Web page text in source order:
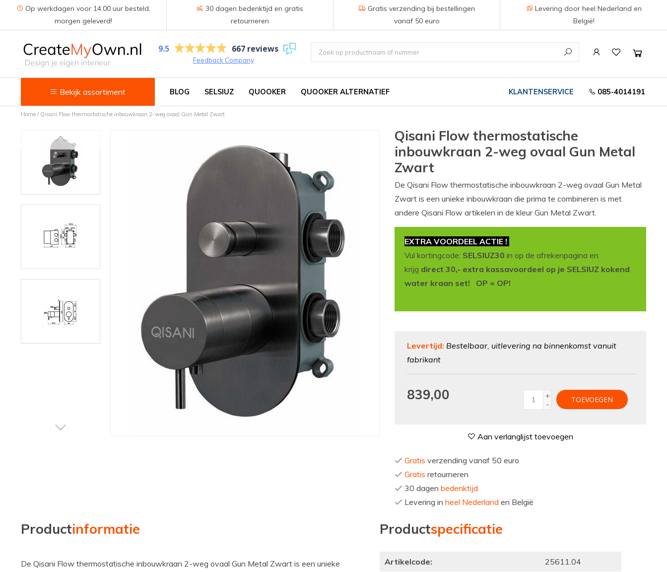
Op werkdagen voor 14.00 uur besteld,
morgen geleverd!
30 dagen bedenktijd en gratis
retourneren
Gratis verzending bij bestellingen
vanaf 50 euro
Levering door heel Nederland en
België!
9.5 667 reviews
Feedback Company
Bekijk assortiment
Keuken
Kokend water kranen
Keukenkranen
Spoelbakken
Afvalemmers
Onderdelen
Badkamer
Badkamerkranen
Wastafels
BLOG SELSIUZ QUOOKER QUOOKER ALTERNATIEF 085-4014191
KLANTENSERVICE
Home/ Qisani Flow thermostatische inbouwkraan 2-weg ovaal Gun Metal Zwart
Qisani Flow thermostatische
inbouwkraan 2-weg ovaal Gun Metal
Zwart
De Qisani Flow thermostatische inbouwkraan 2-weg ovaal Gun Metal
Zwart is een unieke inbouwkraan die prima te combineren is met
andere Qisani Flow artikelen in de kleur Gun Metal Zwart.
EXTRA VOORDEEL ACTIE !
Vul kortingcode: SELSIUZ30 in op de afrekenpagina en
krijg direct 30,- extra kassavoordeel op je SELSIUZ kokend
water kraan set! OP = OP!
Levertijd: Bestelbaar, uitlevering na binnenkomst vanuit
fabrikant
839,00
+
-
TOEVOEGEN
Aan verlanglijst toevoegen
Gratis verzending vanaf 50 euro
Gratis retourneren
30 dagen bedenktijd
Levering in heel Nederland en België
Productinformatie
De Qisani Flow thermostatische inbouwkraan 2-weg ovaal Gun Metal Zwart is een unieke
Productspecificatie
Artikelcode:
25611.04